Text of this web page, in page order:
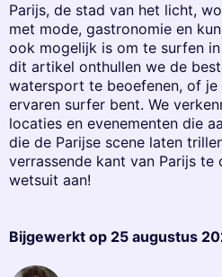
Parijs, de stad van het licht,
met mode, gastronomie en
ook mogelijk is om te surfen
dit artikel onthullen we de
watersport te beoefenen, of je
ervaren surfer bent. We
locaties en evenementen die
die de Parijse scene laten
verrassende kant van Parijs
wetsuit aan!
Bijgewerkt op 25 augustus